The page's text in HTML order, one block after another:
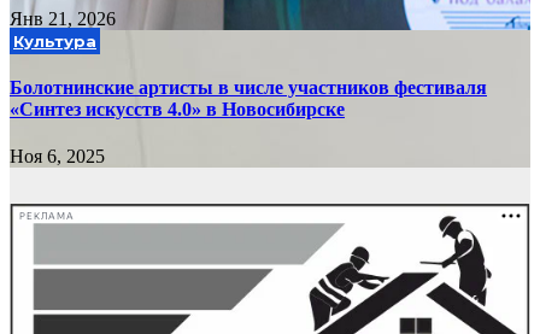
Янв 21, 2026
Культура
Болотнинские артисты в числе участников фестиваля
«Синтез искусств 4.0» в Новосибирске
Ноя 6, 2025
РЕКЛАМА